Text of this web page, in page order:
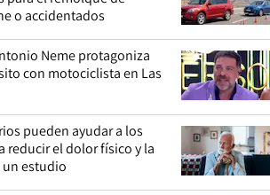
o accidentados
Neme protagoniza
con motociclista en Las
pueden ayudar a los
reducir el dolor físico y la
estudio